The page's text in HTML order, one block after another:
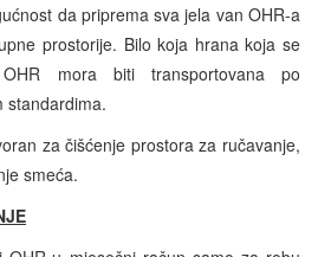
da priprema sva jela van OHR-a
prostorije. Bilo koja hrana koja se
mora biti transportovana po
standardima.
za čišćenje prostora za ručavanje,
smeća.